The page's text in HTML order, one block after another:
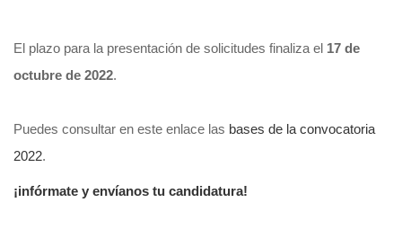
El plazo para la presentación de solicitudes finaliza el 17 de
octubre de 2022.
Puedes consultar en este enlace las bases de la convocatoria
2022.
¡infórmate y envíanos tu candidatura!